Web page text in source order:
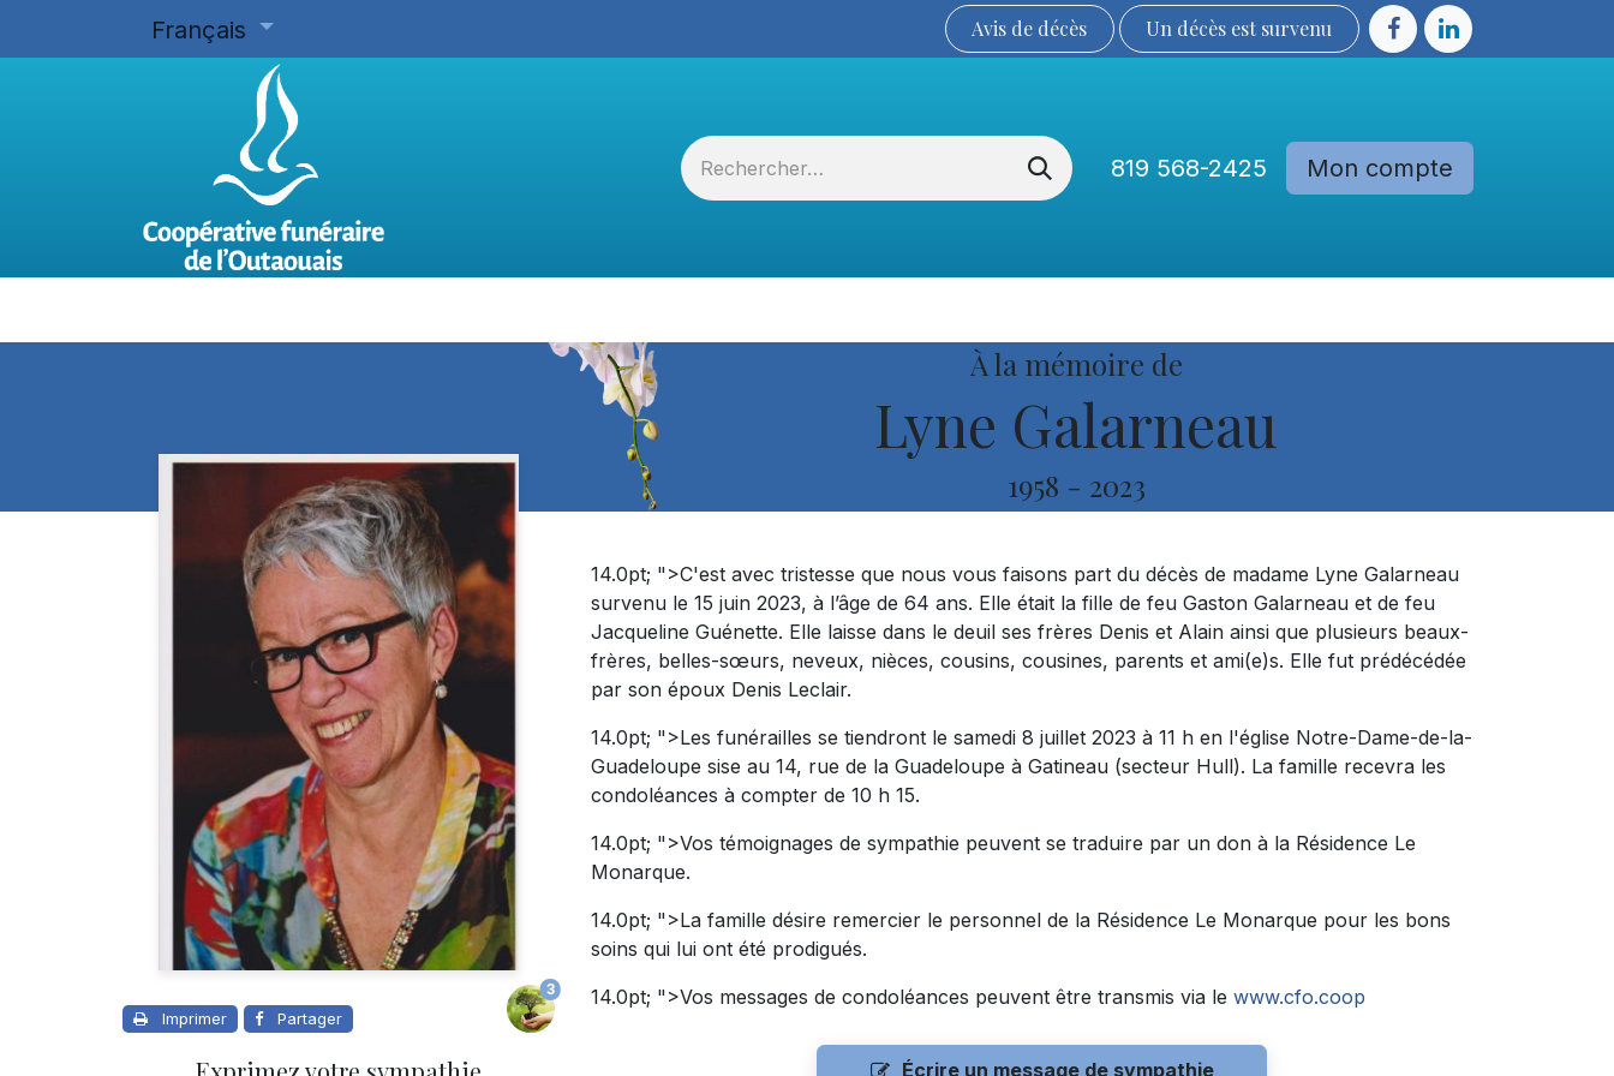
Français Avis de décès Un décès est sur​​​​​​​​ve​nu​​​​​​​​​​
819 568-2425 Mon compte
À la mémoire de
Lyne Galarneau
1958 - 2023
Imprimer Partager
3
14.0pt; ">C'est avec tristesse que nous vous faisons part du décès de madame Lyne Galarneau
survenu le 15 juin 2023, à l’âge de 64 ans. Elle était la fille de feu Gaston Galarneau et de feu
Jacqueline Guénette. Elle laisse dans le deuil ses frères Denis et Alain ainsi que plusieurs beaux-
frères, belles-sœurs, neveux, nièces, cousins, cousines, parents et ami(e)s. Elle fut prédécédée
par son époux Denis Leclair.
14.0pt; ">Les funérailles se tiendront le samedi 8 juillet 2023 à 11 h en l'église Notre-Dame-de-la-
Guadeloupe sise au 14, rue de la Guadeloupe à Gatineau (secteur Hull). La famille recevra les
condoléances à compter de 10 h 15.
14.0pt; ">Vos témoignages de sympathie peuvent se traduire par un don à la Résidence Le
Monarque.
14.0pt; ">La famille désire remercier le personnel de la Résidence Le Monarque pour les bons
soins qui lui ont été prodigués.
14.0pt; ">Vos messages de condoléances peuvent être transmis via le www.cfo.coop
Écrire un message de sympathie